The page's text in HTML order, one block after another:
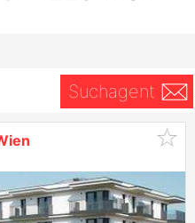
Suchagent